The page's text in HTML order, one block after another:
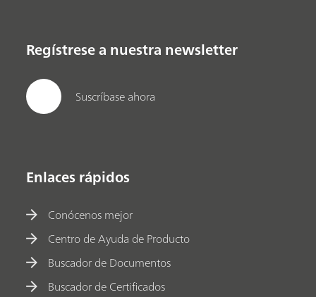
Regístrese a nuestra newsletter
Suscríbase ahora
Enlaces rápidos
Conócenos mejor
Centro de Ayuda de Producto
Buscador de Documentos
Buscador de Certificados